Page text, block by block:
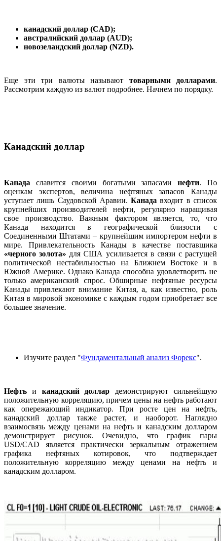
канадский доллар (CAD);
австралийский доллар (AUD);
новозеландский доллар (NZD).
Еще эти три валюты называют товарными долларами.
Рассмотрим каждую из валют подробнее. Начнем по порядку.
Канадский доллар
Канада славится своими богатыми запасаминефти. По
оценкам экспертов, величина нефтяных запасов Канады
уступает лишь Саудовской Аравии.Канада входит в список
крупнейших производителей нефти, регулярно наращивая
свое производство. Важным фактором является, то, что
Канада находится в географической близости с
Соединенными Штатами – крупнейшим импортером нефти в
мире. Привлекательность Канады в качестве поставщика
«черного золота» для США усиливается в связи с растущей
политической нестабильностью на Ближнем Востоке и в
Южной Америке. Однако Канада способна удовлетворить не
только американский спрос. Обширные нефтяные ресурсы
Канады привлекают внимание Китая, а, как известно, роль
Китая в мировой экономике с каждым годом приобретает все
большее значение.
Изучите раздел "Фундаментальный анализ Форекс".
Нефть и канадский доллар демонстрируют сильнейшую
положительную корреляцию, причем цены на нефть работают
как опережающий индикатор. При росте цен на нефть,
канадский доллар также растет, и наоборот. Наглядно
взаимосвязь между ценами на нефть и канадским долларом
демонстрирует рисунок. Очевидно, что график пары
USD/CAD является практически зеркальным отражением
графика нефтяных котировок, что подтверждает
положительную корреляцию между ценами на нефть и
канадским долларом.